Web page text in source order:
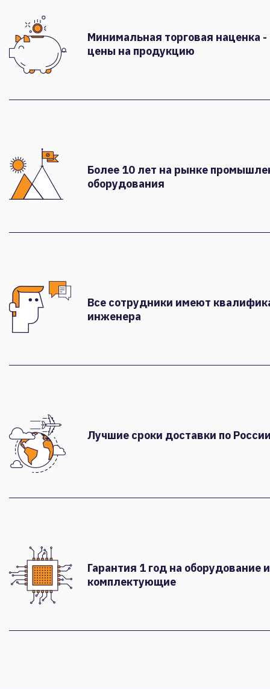
Минимальная торговая наценка
цены на продукцию
Более 10 лет на рынке
оборудования
Все сотрудники имеют
инженера
Лучшие сроки доставки по
Гарантия 1 год на оборудование и
комплектующие